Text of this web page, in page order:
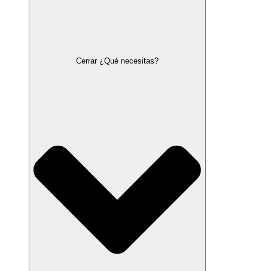
Cerrar ¿Qué necesitas?